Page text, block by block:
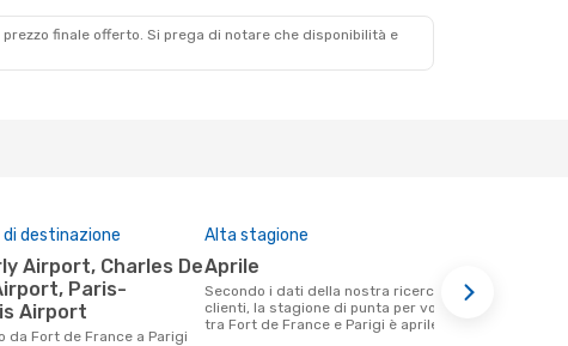
finale offerto. Si prega di notare che disponibilità e
destinazione
Paris-
Airport
da Fort de France a Parigi
Alta stagione
aprile
Secondo i dati della nostra ricerca
clienti, la stagione di punta per volare
tra Fort de France e Parigi è aprile .